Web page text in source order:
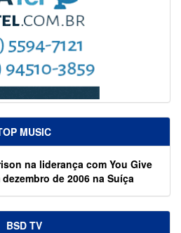
MUSIC
na liderança com You Give
de 2006 na Suíça
BSD TV